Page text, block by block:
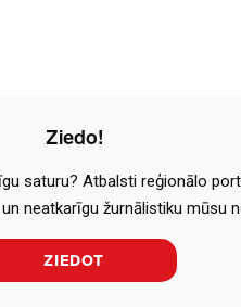
Ziedo!
saturu? Atbalsti reģionālo
neatkarīgu žurnālistiku mūsu
ZIEDOT